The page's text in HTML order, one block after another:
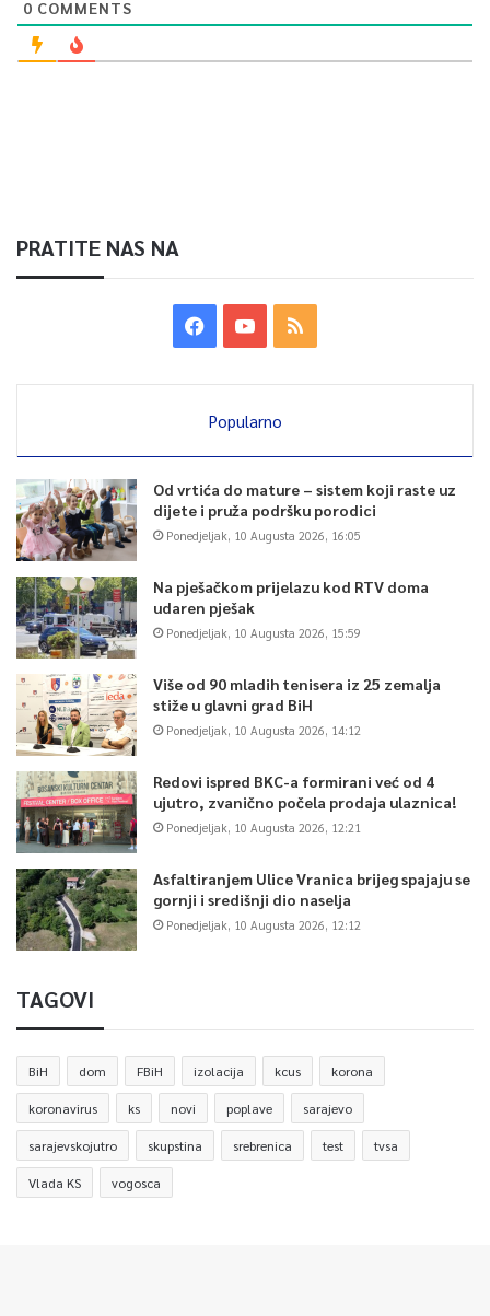
0
0 COMMENTS
PRATITE NAS NA
Popularno
Od vrtića do mature – sistem koji raste uz
dijete i pruža podršku porodici
Ponedjeljak, 10 Augusta 2026, 16:05
Na pješačkom prijelazu kod RTV doma
udaren pješak
Ponedjeljak, 10 Augusta 2026, 15:59
Više od 90 mladih tenisera iz 25 zemalja
stiže u glavni grad BiH
Ponedjeljak, 10 Augusta 2026, 14:12
Redovi ispred BKC-a formirani već od 4
ujutro, zvanično počela prodaja ulaznica!
Ponedjeljak, 10 Augusta 2026, 12:21
Asfaltiranjem Ulice Vranica brijeg spajaju se
gornji i središnji dio naselja
Ponedjeljak, 10 Augusta 2026, 12:12
TAGOVI
BiH dom FBiH izolacija kcus korona
koronavirus ks novi poplave sarajevo
sarajevskojutro skupstina srebrenica test tvsa
Vlada KS vogosca